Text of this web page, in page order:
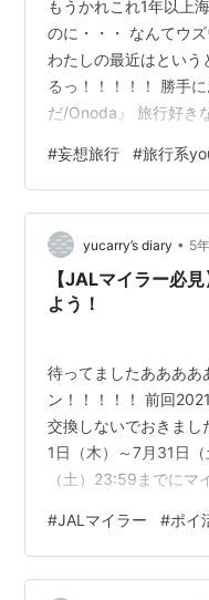
もうかれこれ1年以上
のに・・・ なんてウ
わたしの最近はという
るっ！！！！！ 勝手
だ/Onoda』 旅行好き
ワイがとっっっても恋
ー、カラカウア通り
光客が少ないうちに
ンされてるみたい。
ょっとまとめてみよ
在記🇺🇸…
#妄想旅行 #旅行系
yucarry’s diary • 5
【JALマイラー必
よう！
待ってましたああああ
ン！！！！！ 前回
交換しないでおきまし
1日（木）～7月31日
（土）23:59までにマ
す！！！ キャンペー
マイルへの交換をお
に加えて、20%分ボ
#JALマイラー #ポイ